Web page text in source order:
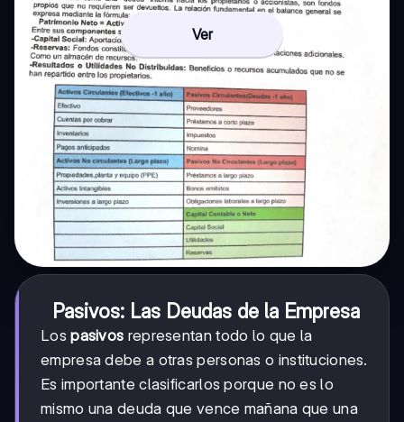
Ver
Pasivos: Las Deudas de la Empresa
Lospasivos representan todo lo que la
empresa debe a otras personas o instituciones.
Es importante clasificarlos porque no es lo
mismo una deuda que vence mañana que una